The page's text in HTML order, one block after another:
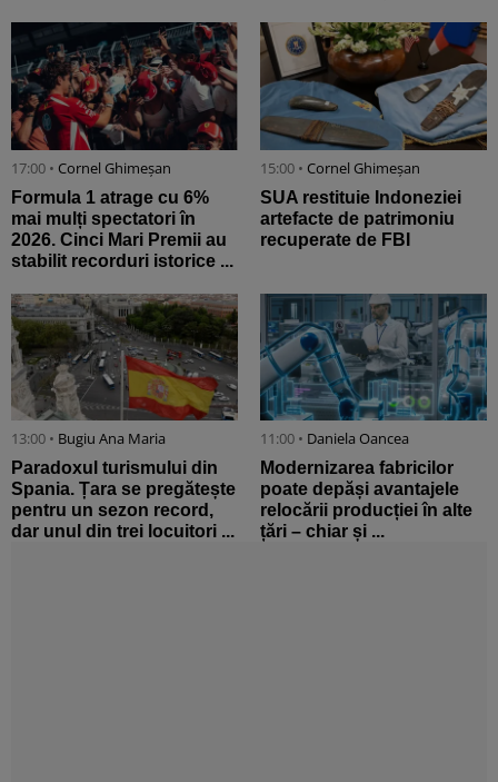
17:00 • Cornel Ghimeșan
Formula 1 atrage cu 6%
mai mulți spectatori în
2026. Cinci Mari Premii au
stabilit recorduri istorice ...
15:00 • Cornel Ghimeșan
SUA restituie Indoneziei
artefacte de patrimoniu
recuperate de FBI
13:00 • Bugiu ⁠Ana Maria
Paradoxul turismului din
Spania. Țara se pregătește
pentru un sezon record,
dar unul din trei locuitori ...
11:00 • Daniela Oancea
Modernizarea fabricilor
poate depăși avantajele
relocării producției în alte
țări – chiar și ...